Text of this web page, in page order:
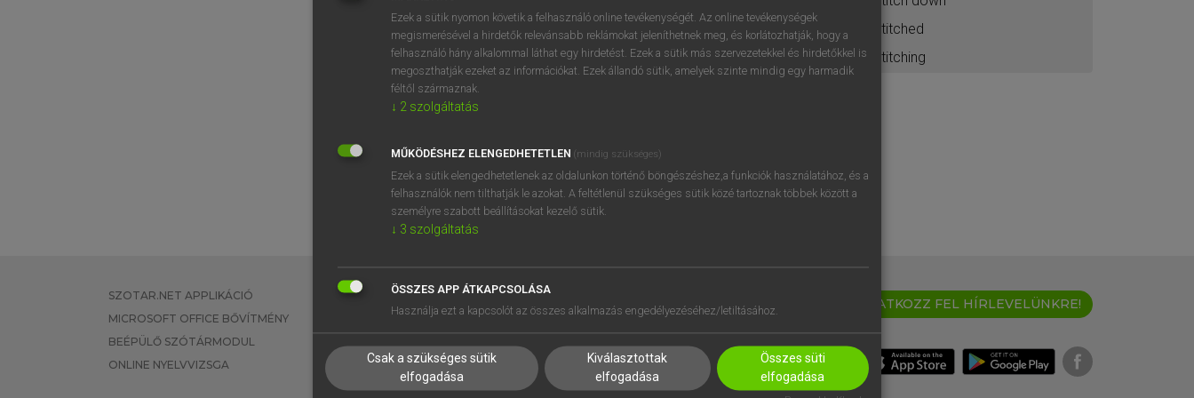
stitched
stitching
SZOTAR.NET APPLIKÁCIÓ
MICROSOFT OFFICE BŐVÍTMÉNY
BEÉPÜLŐ SZÓTÁRMODUL
ONLINE NYELVVIZSGA
EGYÉNI FELHASZNÁLÓKNAK
TANULÓKNAK
VÁLLALATI MEGOLDÁSOK
SÚGÓ
RÓLUNK
SÜTI BEÁLLÍTÁSOK
IRATKOZZ FEL HÍRLEVELÜNKRE!
Ezek a sütik nyomon követik a felhasználó online tevékenységét. Az online tevékenységek
megismerésével a hirdetők relevánsabb reklámokat jeleníthetnek meg, és korlátozhatják, hogy a
felhasználó hány alkalommal láthat egy hirdetést. Ezek a sütik más szervezetekkel és hirdetőkkel is
megoszthatják ezeket az információkat. Ezek állandó sütik, amelyek szinte mindig egy harmadik
féltől származnak.
↓ 2 szolgáltatás
MŰKÖDÉSHEZ ELENGEDHETETLEN (mindig szükséges)
Ezek a sütik elengedhetetlenek az oldalunkon történő böngészéshez,a funkciók használatához, és a
felhasználók nem tilthatják le azokat. A feltétlenül szükséges sütik közé tartoznak többek között a
személyre szabott beállításokat kezelő sütik.
↓ 3 szolgáltatás
ÖSSZES APP ÁTKAPCSOLÁSA
Használja ezt a kapcsolót az összes alkalmazás engedélyezéséhez/letiltásához.
Csak a szükséges sütik
elfogadása
Kiválasztottak
elfogadása
Összes süti
elfogadása